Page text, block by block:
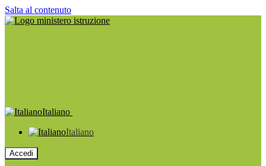
Salta al contenuto
Italiano
Italiano
Accedi